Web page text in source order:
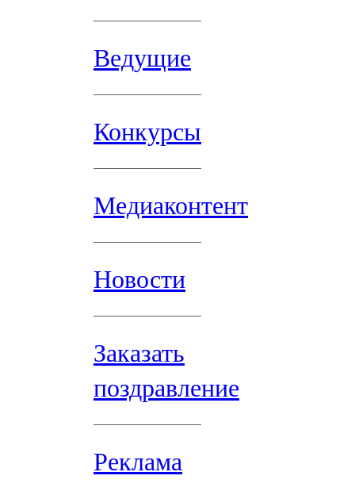
Ведущие
Конкурсы
Медиаконтент
Новости
Заказать
поздравление
Реклама